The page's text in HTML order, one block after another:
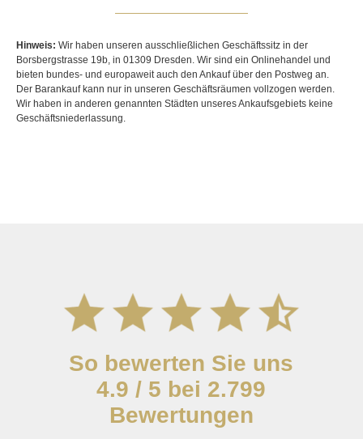
Hinweis: Wir haben unseren ausschließlichen Geschäftssitz in der
Borsbergstrasse 19b, in 01309 Dresden. Wir sind ein Onlinehandel und
bieten bundes- und europaweit auch den Ankauf über den Postweg an.
Der Barankauf kann nur in unseren Geschäftsräumen vollzogen werden.
Wir haben in anderen genannten Städten unseres Ankaufsgebiets keine
Geschäftsniederlassung.
So bewerten Sie uns
4.9 / 5 bei 2.799
Bewertungen